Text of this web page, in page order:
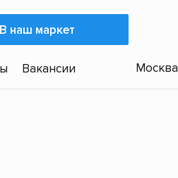
В наш маркет
Вакансии Москва